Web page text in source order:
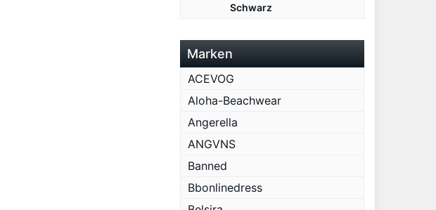
Schwarz
Marken
ACEVOG
Aloha-Beachwear
Angerella
ANGVNS
Banned
Bbonlinedress